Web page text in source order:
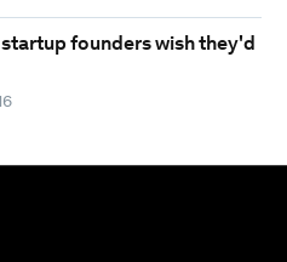
founders wish they'd